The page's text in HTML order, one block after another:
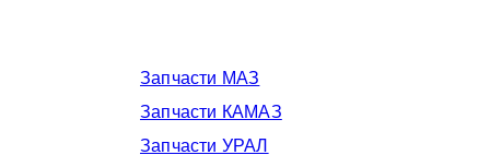
Запчасти МАЗ
Запчасти КАМАЗ
Запчасти УРАЛ